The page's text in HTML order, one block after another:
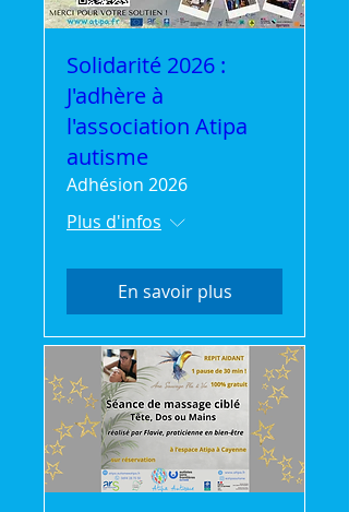
Solidarité 2026 :
J'adhère à
l'association Atipa
autisme
Adhésion 2026
Plus d'infos
En savoir plus